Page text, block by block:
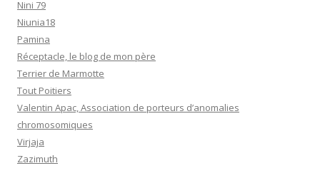
Nini 79
Niunia18
Pamina
Réceptacle, le blog de mon père
Terrier de Marmotte
Tout Poitiers
Valentin Apac, Association de porteurs d’anomalies
chromosomiques
Virjaja
Zazimuth